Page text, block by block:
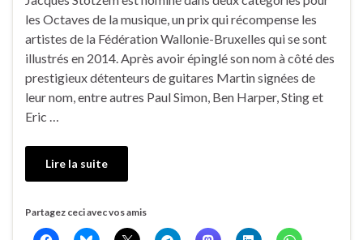
les Octaves de la musique, un prix qui récompense les
artistes de la Fédération Wallonie-Bruxelles qui se sont
illustrés en 2014. Après avoir épinglé son nom à côté des
prestigieux détenteurs de guitares Martin signées de
leur nom, entre autres Paul Simon, Ben Harper, Sting et
Eric …
Lire la suite
Partagez ceci avec vos amis